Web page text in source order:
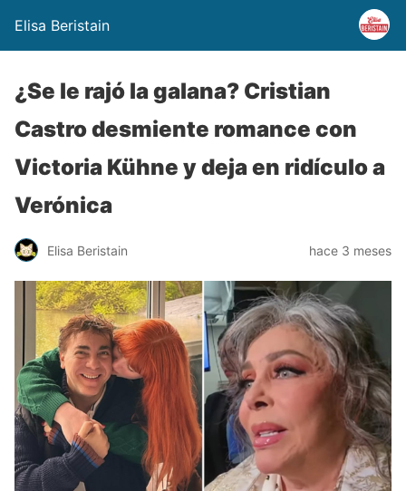
Elisa Beristain
¿Se le rajó la galana? Cristian
Castro desmiente romance con
Victoria Kühne y deja en ridículo a
Verónica
Elisa Beristain hace 3 meses